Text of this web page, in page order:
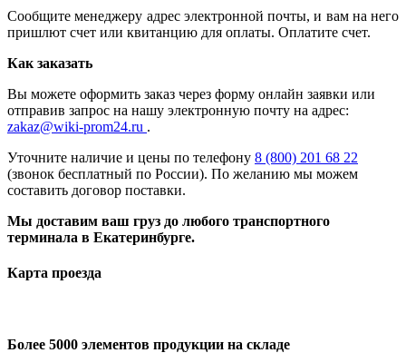
Сообщите менеджеру адрес электронной почты, и вам на него
пришлют счет или квитанцию для оплаты. Оплатите счет.
Как заказать
Вы можете оформить заказ через форму онлайн заявки или
отправив запрос на нашу электронную почту на адрес:
zakaz@wiki-prom24.ru .
Уточните наличие и цены по телефону 8 (800) 201 68 22
(звонок бесплатный по России). По желанию мы можем
составить договор поставки.
Мы доставим ваш груз до любого транспортного
терминала в Екатеринбурге.
Карта проезда
Более 5000 элементов продукции на складе